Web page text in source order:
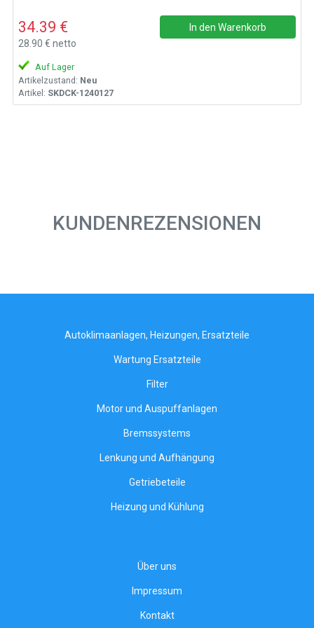
34.39 €
28.90 € netto
In den Warenkorb
Auf Lager
Artikelzustand: Neu
Artikel: SKDCK-1240127
KUNDENREZENSIONEN
Autoklimaanlagen, Heizungen, Ersatzteile
Wartung Ersatzteile
Filter
Motor und Auspuffanlagen
Bremssystems
Lenkung und Aufhängung
Getriebeteile
Heizung und Kühlung
Über uns
Impressum
Kontakt